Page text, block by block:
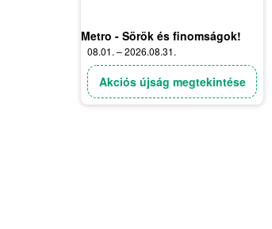
Metro - Sörök és finomságok!
08.01. – 2026.08.31.
Akciós újság megtekintése